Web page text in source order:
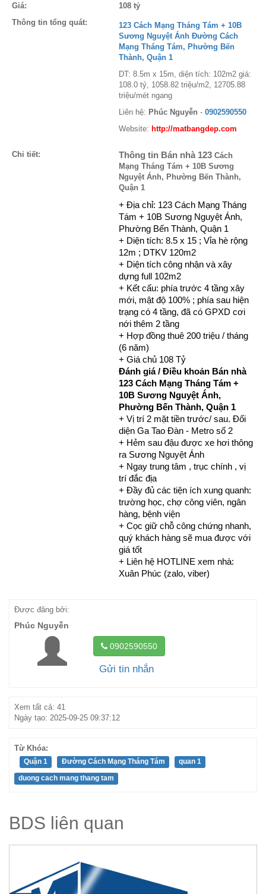
Giá:
108 tỷ
Thông tin tổng quát:
123 Cách Mạng Tháng Tám + 10B
Sương Nguyệt Ánh Đường Cách
Mạng Tháng Tám, Phường Bến
Thành, Quận 1
DT: 8.5m x 15m, diện tích: 102m2 giá:
108.0 tỷ, 1058.82 triệu/m2, 12705.88
triệu/mét ngang
Liên hệ: Phúc Nguyễn - 0902590550
Website: http://matbangdep.com
Chi tiết: Thông tin Bán nhà 123 Cách
Mạng Tháng Tám + 10B Sương
Nguyệt Ánh, Phường Bến Thành,
Quận 1
+ Địa chỉ: 123 Cách Mạng Tháng
Tám + 10B Sương Nguyệt Ánh,
Phường Bến Thành, Quận 1
+ Diện tích: 8.5 x 15 ; Vỉa hè rộng
12m ; DTKV 120m2
+ Diện tích công nhận và xây
dựng full 102m2
+ Kết cấu: phía trước 4 tầng xây
mới, mật độ 100% ; phía sau hiện
trạng có 4 tầng, đã có GPXD cơi
nới thêm 2 tầng
+ Hợp đồng thuê 200 triệu / tháng
(6 năm)
+ Giá chủ 108 Tỷ
Đánh giá / Điều khoản Bán nhà
123 Cách Mạng Tháng Tám +
10B Sương Nguyệt Ánh,
Phường Bến Thành, Quận 1
+ Vị trí 2 mặt tiền trước/ sau. Đối
diện Ga Tao Đàn - Metro số 2
+ Hẻm sau đậu được xe hơi thông
ra Sương Nguyệt Ánh
+ Ngay trung tâm , trục chính , vị
trí đắc địa
+ Đầy đủ các tiện ích xung quanh:
trường học, chợ công viên, ngân
hàng, bệnh viện
+ Cọc giữ chỗ công chứng nhanh,
quý khách hàng sẽ mua được với
giá tốt
+ Liên hệ HOTLINE xem nhà:
Xuân Phúc (zalo, viber)
Được đăng bởi:
Phúc Nguyễn
0902590550
Gửi tin nhắn
Xem tất cả: 41
Ngày tạo: 2025-09-25 09:37:12
Từ Khóa:
Quận 1 Đường Cách Mạng Tháng Tám
quan 1
duong cach mang thang tam
BDS liên quan